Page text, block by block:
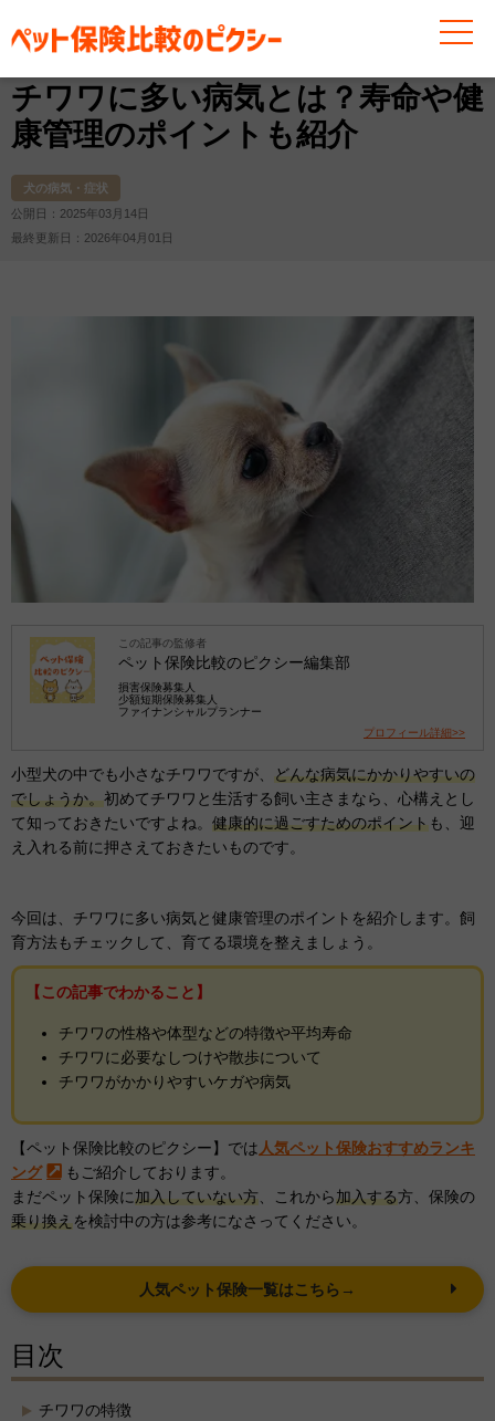
お役立ち情報 犬 犬の病気・症状 チワワに多い病
チワワに多い病気とは？寿命や健
康管理のポイントも紹介
犬の病気・症状
公開日：2025年03月14日
最終更新日：2026年04月01日
この記事の監修者
ペット保険比較のピクシー編集部
損害保険募集人
少額短期保険募集人
ファイナンシャルプランナー
プロフィール詳細>>
小型犬の中でも小さなチワワですが、 どんな病気にかかりやすいの
でしょうか。初めてチワワと生活する飼い主さまなら、心構えとし
て知っておきたいですよね。 健康的に過ごすためのポイントも、迎
え入れる前に押さえておきたいものです。
今回は、チワワに多い病気と健康管理のポイントを紹介します。飼
育方法もチェックして、育てる環境を整えましょう。
【この記事でわかること】
チワワの性格や体型などの特徴や平均寿命
チワワに必要なしつけや散歩について
チワワがかかりやすいケガや病気
【ペット保険比較のピクシー】では人気ペット保険おすすめランキ
ング
もご紹介しております。
まだペット保険に加入していない方、これから加入する方、保険の
乗り換えを検討中の方は参考になさってください。
人気ペット保険一覧はこちら→
目次
チワワの特徴